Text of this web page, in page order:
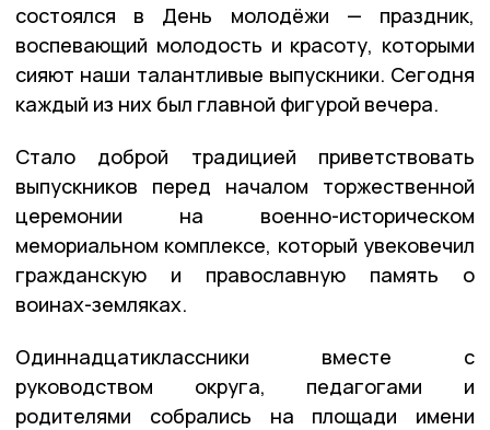
состоялся в День молодёжи — праздник,
воспевающий молодость и красоту, которыми
сияют наши талантливые выпускники. Сегодня
каждый из них был главной фигурой вечера.
Стало доброй традицией приветствовать
выпускников перед началом торжественной
церемонии на военно-историческом
мемориальном комплексе, который увековечил
гражданскую и православную память о
воинах-земляках.
Одиннадцатиклассники вместе с
руководством округа, педагогами и
родителями собрались на площади имени